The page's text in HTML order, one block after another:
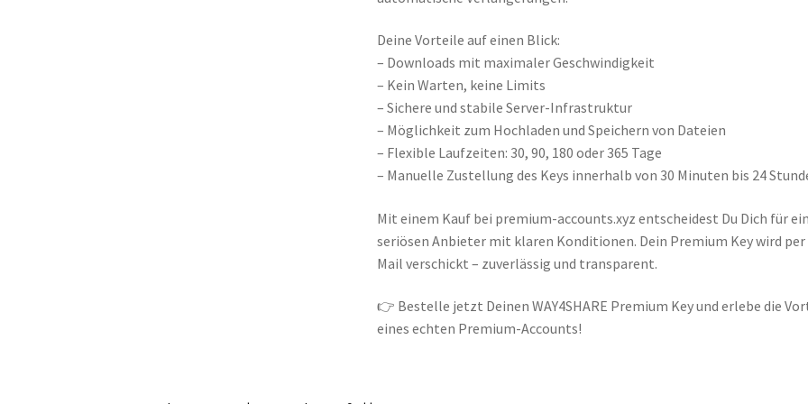
Deine Vorteile auf einen Blick:
– Downloads mit maximaler Geschwindigkeit
– Kein Warten, keine Limits
– Sichere und stabile Server-Infrastruktur
– Möglichkeit zum Hochladen und Speichern von Dateien
– Flexible Laufzeiten: 30, 90, 180 oder 365 Tage
– Manuelle Zustellung des Keys innerhalb von 30 Minuten bis 24
Mit einem Kauf bei premium-accounts.xyz entscheidest Du Dich für
seriösen Anbieter mit klaren Konditionen. Dein Premium Key wird per
Mail verschickt – zuverlässig und transparent.
👉 Bestelle jetzt Deinen WAY4SHARE Premium Key und erlebe die
eines echten Premium-Accounts!